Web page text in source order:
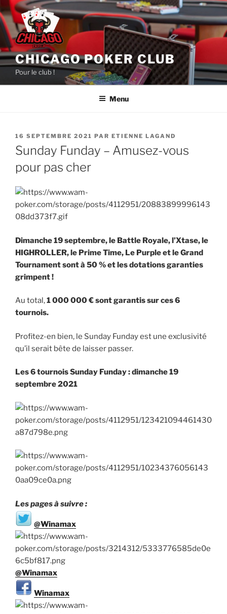
Aller
au
contenu
principal
CHICAGO POKER CLUB
Pour le club !
Menu
PUBLIÉ
LE
16 SEPTEMBRE 2021 PAR ETIENNE LAGAND
Sunday Funday – Amusez-vous
pour pas cher
Dimanche 19 septembre, le Battle Royale, l’Xtase, le
HIGHROLLER, le Prime Time, Le Purple et le Grand
Tournament sont à 50 % et les dotations garanties
grimpent !
Au total,1 000 000 € sont garantis sur ces 6
tournois.
Profitez-en bien, le Sunday Funday est une exclusivité
qu’il serait bête de laisser passer.
Les 6 tournois Sunday Funday : dimanche 19
septembre 2021
Les pages à suivre :
@Winamax
@Winamax
Winamax